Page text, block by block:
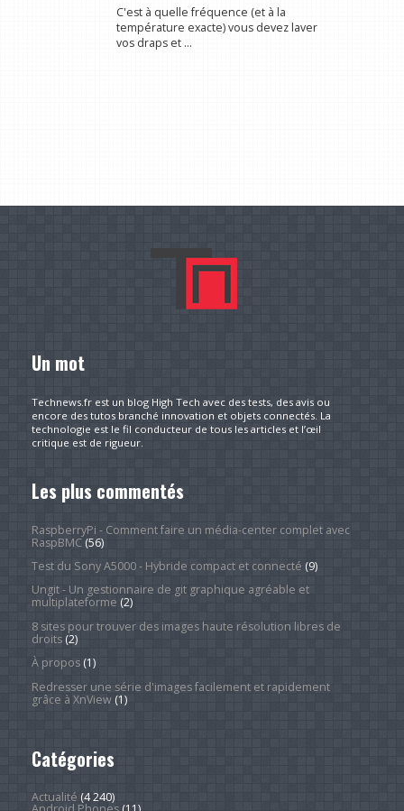
C'est à quelle fréquence (et à la
température exacte) vous devez laver
vos draps et ...
Un mot
Technews.fr est un blog High Tech avec des tests, des avis ou
encore des tutos branché innovation et objets connectés. La
technologie est le fil conducteur de tous les articles et l’œil
critique est de rigueur.
Les plus commentés
RaspberryPi - Comment faire un média-center complet avec
RaspBMC(56)
Test du Sony A5000 - Hybride compact et connecté (9)
Ungit - Un gestionnaire de git graphique agréable et
multiplateforme (2)
8 sites pour trouver des images haute résolution libres de
droits(2)
À propos(1)
Redresser une série d'images facilement et rapidement
grâce à XnView(1)
Catégories
Actualité (4 240)